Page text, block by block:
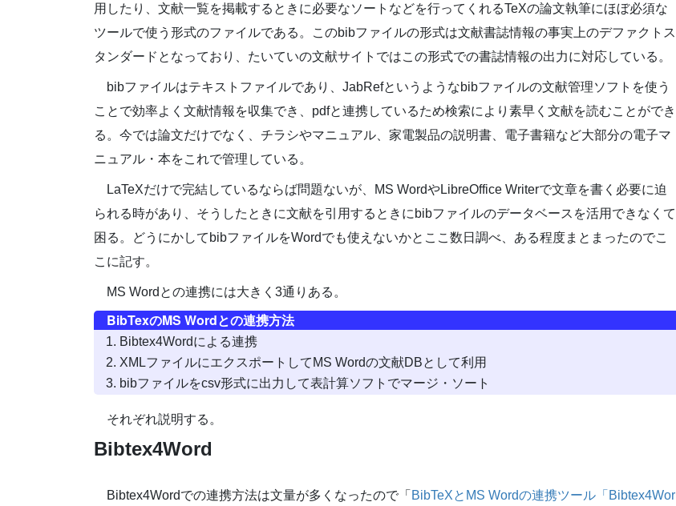
用したり、文献一覧を掲載するときに必要なソートなどを行ってくれるTeXの論文執筆にほぼ必須な
ツールで使う形式のファイルである。このbibファイルの形式は文献書誌情報の事実上のデファクトス
タンダードとなっており、たいていの文献サイトではこの形式での書誌情報の出力に対応している。
bibファイルはテキストファイルであり、JabRefというようなbibファイルの文献管理ソフトを使う
ことで効率よく文献情報を収集でき、pdfと連携しているため検索により素早く文献を読むことができ
る。今では論文だけでなく、チラシやマニュアル、家電製品の説明書、電子書籍など大部分の電子マ
ニュアル・本をこれで管理している。
LaTeXだけで完結しているならば問題ないが、MS WordやLibreOffice Writerで文章を書く必要に迫
られる時があり、そうしたときに文献を引用するときにbibファイルのデータベースを活用できなくて
困る。どうにかしてbibファイルをWordでも使えないかとここ数日調べ、ある程度まとまったのでこ
こに記す。
MS Wordとの連携には大きく3通りある。
BibTexのMS Wordとの連携方法
Bibtex4Wordによる連携
XMLファイルにエクスポートしてMS Wordの文献DBとして利用
bibファイルをcsv形式に出力して表計算ソフトでマージ・ソート
それぞれ説明する。
Bibtex4Word
Bibtex4Wordでの連携方法は文量が多くなったので「 BibTeXとMS Wordの連携ツール「Bibtex4Wor